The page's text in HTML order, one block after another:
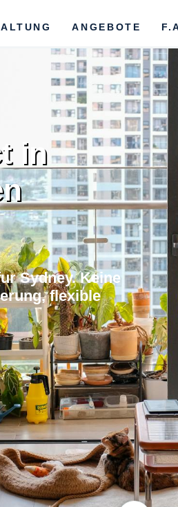
ANGEBOTE
in
Sydney. Keine
flexible